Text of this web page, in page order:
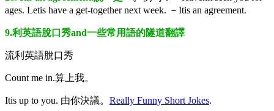
ages. Letis have a get-together next week. －Itis an agreement.
9.利英語脫口秀and一些常用語的隧道翻譯
流利英語脫口秀
Count me in.算上我。
Itis up to you. 由你決議。 Really Funny Short Jokes.